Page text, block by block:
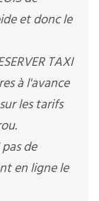
et donc le
TAXI
à l'avance
les tarifs
pas de
en ligne le